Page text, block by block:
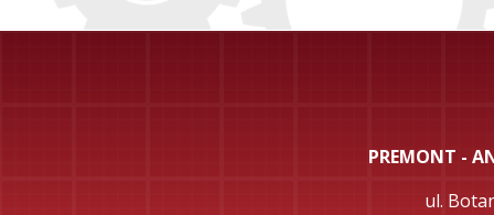
PREMONT -
ul.